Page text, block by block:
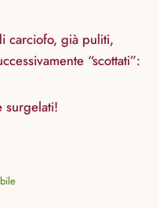
carciofo, già puliti,
“scottati”:
surgelati!